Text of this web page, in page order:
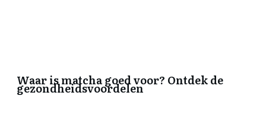
Waar is matcha goed voor? Ontdek de
gezondheidsvoordelen